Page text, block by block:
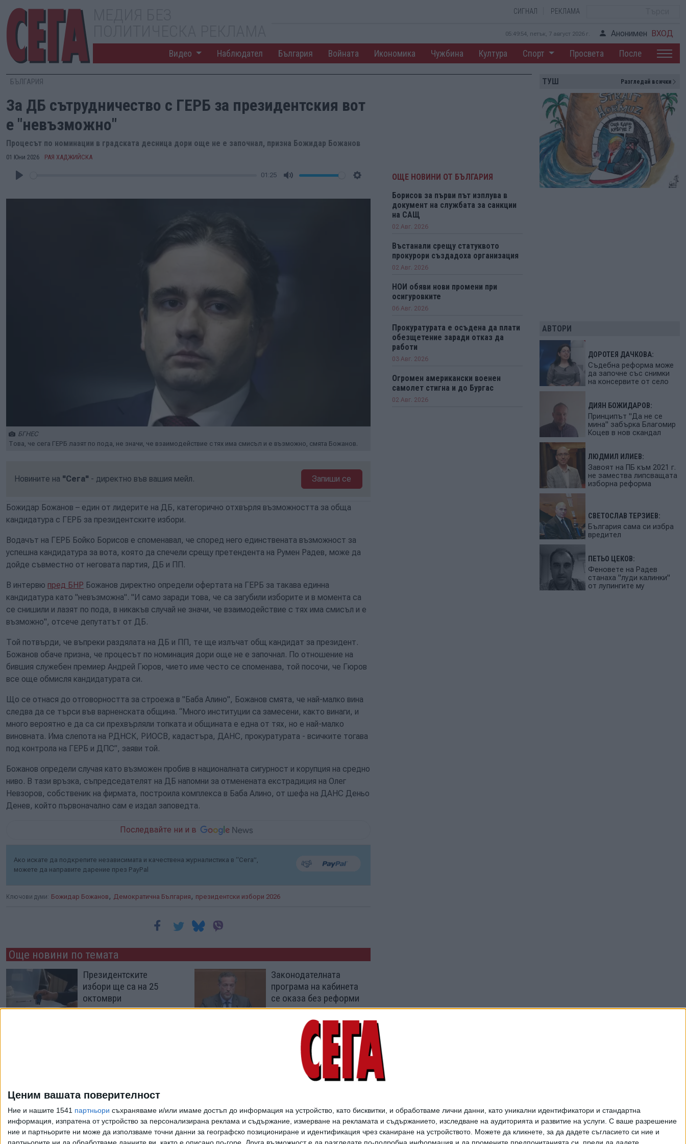
Ценим вашата поверителност
Ние и нашите 1541 партньори съхраняваме и/или имаме достъп до информация на устройство, като бисквитки, и обработваме лични данни, като уникални идентификатори и стандартна
информация, изпратена от устройство за персонализирана реклама и съдържание, измерване на рекламата и съдържанието, изследване на аудиторията и развитие на услуги. С ваше разрешение
ние и партньорите ни може да използваме точни данни за географско позициониране и идентификация чрез сканиране на устройството. Можете да кликнете, за да дадете съгласието си ние и
СИГНАЛ РЕКЛАМА
05:49:54, петък, 7 август 2026 г. Анонимен ВХОД
Видео Наблюдател България Войната Икономика Чужбина Култура Спорт Просвета После
БЪЛГАРИЯ
За ДБ сътрудничество с ГЕРБ за президентския вот
е "невъзможно"
Процесът по номинации в градската десница дори още не е започнал, призна Божидар Божанов
01 Юни 2026 РАЯ ХАДЖИЙСКА
01:25
БГНЕС
Това, че сега ГЕРБ лазят по пода, не значи, че взаимодействие с тях има смисъл и е възможно, смята Божанов.
Новините на "Сега" - директно във вашия мейл. Запиши се
Божидар Божанов – един от лидерите на ДБ, категорично отхвърля възможността за обща
кандидатура с ГЕРБ за президентските избори.
Водачът на ГЕРБ Бойко Борисов е споменавал, че според него единствената възможност за
успешна кандидатура за вота, която да спечели срещу претендента на Румен Радев, може да
дойде съвместно от неговата партия, ДБ и ПП.
В интервю пред БНР Божанов директно определи офертата на ГЕРБ за такава единна
кандидатура като "невъзможна". "И само заради това, че са загубили изборите и в момента са
се снишили и лазят по пода, в никакъв случай не значи, че взаимодействие с тях има смисъл и е
възможно", отсече депутатът от ДБ.
Той потвърди, че въпреки раздялата на ДБ и ПП, те ще излъчат общ кандидат за президент.
Божанов обаче призна, че процесът по номинация дори още не е започнал. По отношение на
бившия служебен премиер Андрей Гюров, чието име често се споменава, той посочи, че Гюров
все още обмисля кандидатурата си.
Що се отнася до отговорността за строежа в "Баба Алино", Божанов смята, че най-малко вина
следва да се търси във варненската община. “Много институции са замесени, както винаги, и
много вероятно е да са си прехвърляли топката и общината е една от тях, но е най-малко
виновната. Има слепота на РДНСК, РИОСВ, кадастъра, ДАНС, прокуратурата - всичките тогава
под контрола на ГЕРБ и ДПС”, заяви той.
Божанов определи случая като възможен пробив в националната сигурност и корупция на средно
ниво. В тази връзка, съпредседателят на ДБ напомни за отменената екстрадиция на Олег
Невзоров, собственик на фирмата, построила комплекса в Баба Алино, от шефа на ДАНС Деньо
Денев, който първоначално сам е издал заповедта.
Последвайте ни и в
Ако искате да подкрепите независимата и качествена журналистика в “Сега”,
можете да направите дарение през PayPal
Ключови думи: Божидар Божанов , Демократична България , президентски избори 2026
Още новини по темата
Президентските
избори ще са на 25
октомври
31 Юли 2026
Законодателната
програма на кабинета
се оказа без реформи
31 Юли 2026
29 Юли 2026
Радев подкрепи
Илияна Йотова за
президент
ОЩЕ НОВИНИ ОТ БЪЛГАРИЯ
Борисов за първи път изплува в
документ на службата за санкции
на САЩ
02 Авг. 2026
Въстанали срещу статуквото
прокурори създадоха организация
02 Авг. 2026
НОИ обяви нови промени при
осигуровките
06 Авг. 2026
Прокуратурата е осъдена да плати
обезщетение заради отказ да
работи
03 Авг. 2026
Огромен американски военен
самолет стигна и до Бургас
02 Авг. 2026
ТУШ Разгледай всички
АВТОРИ
ДОРОТЕЯ ДАЧКОВА:
Съдебна реформа може
да започне със снимки
на консервите от село
ДИЯН БОЖИДАРОВ:
Принципът "Да не се
мина" забърка Благомир
Коцев в нов скандал
ЛЮДМИЛ ИЛИЕВ:
Завоят на ПБ към 2021 г.
не замества липсващата
изборна реформа
СВЕТОСЛАВ ТЕРЗИЕВ:
България сама си избра
вредител
ПЕТЬО ЦЕКОВ:
Феновете на Радев
станаха "луди калинки"
от лупингите му